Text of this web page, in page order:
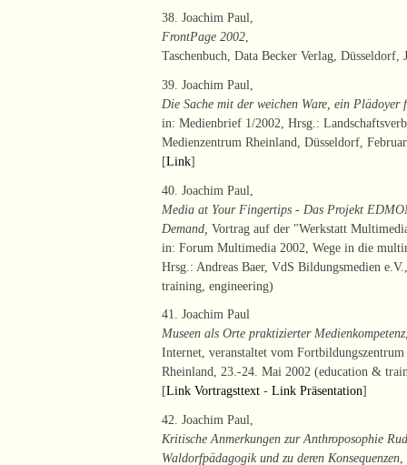
38. Joachim Paul,
FrontPage 2002,
Taschenbuch, Data Becker Verlag,
39. Joachim Paul,
Die Sache mit der weichen Ware, ein Plädoyer
in: Medienbrief 1/2002, Hrsg.:
Medienzentrum Rheinland, Düsseldorf,
[Link]
40. Joachim Paul,
Media at Your Fingertips - Das Projekt
Demand, Vortrag auf der "Werkstatt
in: Forum Multimedia 2002, Wege in die
Hrsg.: Andreas Baer, VdS Bildungsmedien
training, engineering)
41. Joachim Paul
Museen als Orte praktizierter Medienkompetenz
Internet, veranstaltet vom
Rheinland, 23.-24. Mai 2002 (education &
[Link Vortragsttext - Link Präsentation]
42. Joachim Paul,
Kritische Anmerkungen zur Anthroposophie
Waldorfpädagogik und zu deren Konsequenzen